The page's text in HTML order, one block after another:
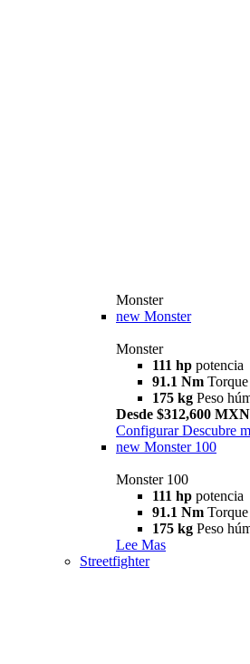
Monster
new Monster
Monster
111 hp potencia
91.1 Nm Torque
175 kg Peso
Desde $312,600 MXN
Configurar Descubre
new Monster 100
Monster 100
111 hp potencia
91.1 Nm Torque
175 kg Peso
Lee Mas
Streetfighter